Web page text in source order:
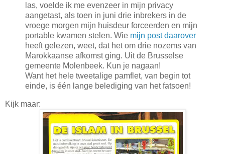
las, voelde ik me evenzeer in mijn privacy
aangetast, als toen in juni drie inbrekers in de
vroege morgen mijn huisdeur forceerden en mijn
portable kwamen stelen. Wie mijn post daarover
heeft gelezen, weet, dat het om drie nozems van
Marokkaanse afkomst ging. Uit de Brusselse
gemeente Molenbeek. Kun je nagaan!
Want het hele tweetalige pamflet, van begin tot
einde, is één lange belediging van het fatsoen!
Kijk maar: